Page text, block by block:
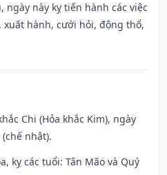
ngày này kỵ tiến hành các việc
hành, cưới hỏi, động thổ,
Chi (Hỏa khắc Kim), ngày
nhật).
kỵ các tuổi: Tân Mão và Quý